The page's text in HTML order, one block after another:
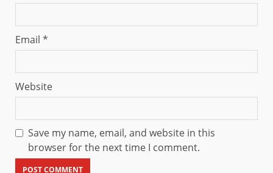
Email *
Website
Save my name, email, and website in this
browser for the next time I comment.